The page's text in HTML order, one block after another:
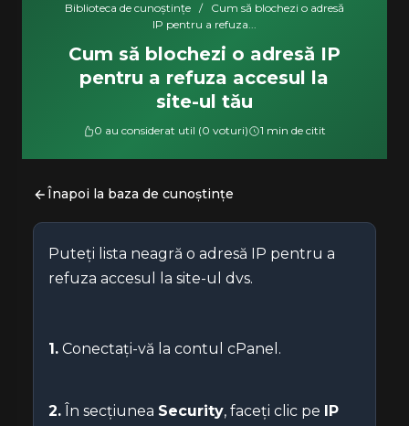
Biblioteca de cunoștințe /
Cum să blochezi o adresă
IP pentru a refuza...
Cum să blochezi o adresă IP
pentru a refuza accesul la
site-ul tău
0 au considerat util (0 voturi) 1 min de citit
Înapoi la baza de cunoștințe
Puteți lista neagră o adresă IP pentru a
refuza accesul la site-ul dvs.
1. Conectați-vă la contul cPanel.
2. În secțiunea Security, faceți clic pe IP